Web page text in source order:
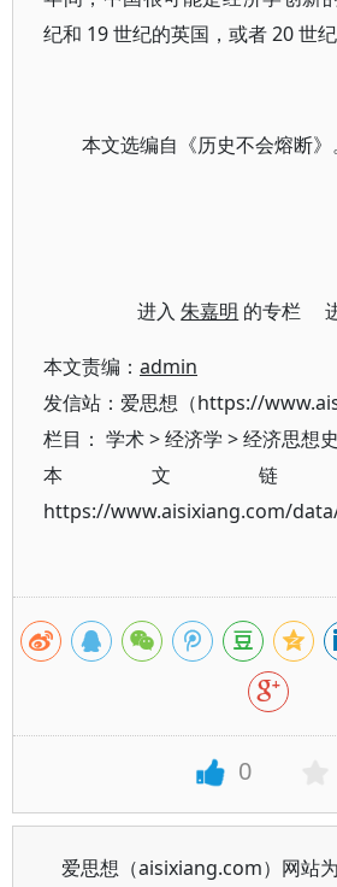
纪和 19 世纪的英国，或者 20 世纪
本文选编自《历史不会熔断》。
进入朱嘉明 的专栏
本文责编： admin
发信站：爱思想（https://
栏目： 学术>经济学 >经济思想史
本文链
https://www.aisixiang.com/
0
爱思想（aisixiang.com）网站